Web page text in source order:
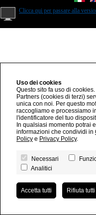
Clicca qui per passare alla
Uso dei cookies
Questo sito fa uso di
Partners (cookies di terzi)
unica con noi. Per questo
raccogliamo e processiamo
l'identificatore del tuo
In qualsiasi momento potrai
informazioni che condividi in
Policy e Privacy Policy.
Necessari
Analitici
Accetta tutti Rifiuta tutti